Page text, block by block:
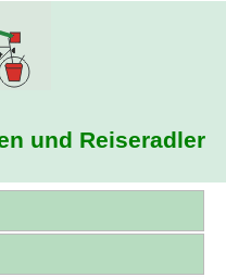
und Reiseradler